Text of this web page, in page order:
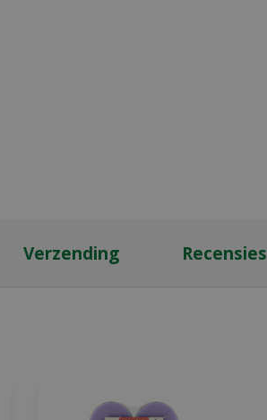
Verzending Recensies